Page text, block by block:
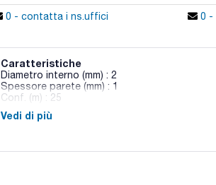
0 - contatta i ns.uffici 0 -
Caratteristiche
Diametro interno (mm) : 2
Spessore parete (mm) : 1
Conf. (m) : 25
Tubi in gomma fluorurata (FPM) neri con
Tolleranze dimensionali secondo DIN ISO
Vedi di più